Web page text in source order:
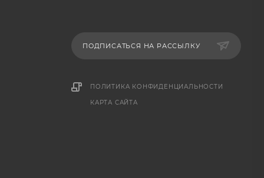
ПОДПИСАТЬСЯ НА РАССЫЛКУ
ПОЛИТИКА КОНФИДЕНЦИАЛЬНОСТИ
КАРТА САЙТА